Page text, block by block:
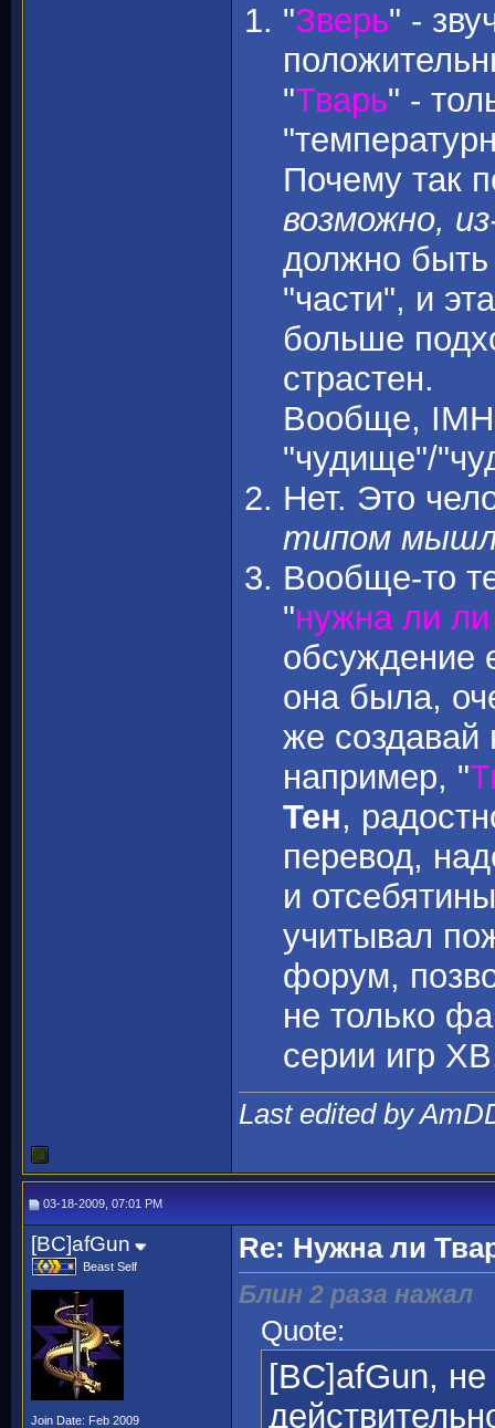
"Зверь" -
"Тварь" -
Почему так
возможно,
должно быть
"части", и
больше
страстен.
Вообще,
"чудище"/
Нет. Это
типом
Вообще-то
"нужна ли
обсуждение
она была,
же
например, "
Тен,
перевод,
и
учитывал
форум,
не только
серии игр
Last edited by
03-18-2009, 07:01 PM
[BC]afGun
Beast Self
Join Date: Feb 2009
Re: Нужна ли
Блин 2 раза нажал
Quote:
[BC]afGun,